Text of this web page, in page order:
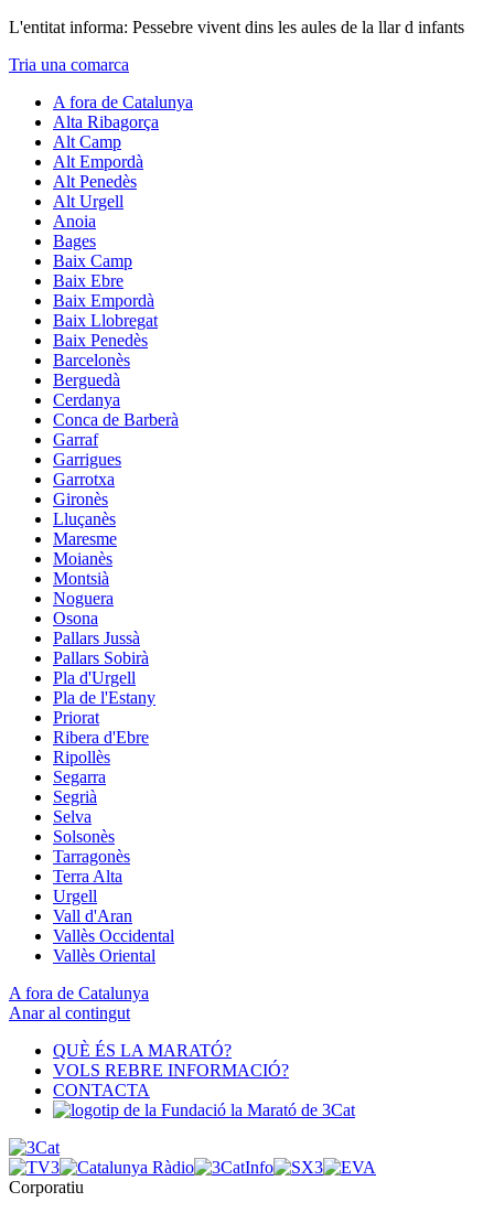
L'entitat informa: Pessebre vivent dins les aules de la llar d infants
Tria una comarca
A fora de Catalunya
Alta Ribagorça
Alt Camp
Alt Empordà
Alt Penedès
Alt Urgell
Anoia
Bages
Baix Camp
Baix Ebre
Baix Empordà
Baix Llobregat
Baix Penedès
Barcelonès
Berguedà
Cerdanya
Conca de Barberà
Garraf
Garrigues
Garrotxa
Gironès
Lluçanès
Maresme
Moianès
Montsià
Noguera
Osona
Pallars Jussà
Pallars Sobirà
Pla d'Urgell
Pla de l'Estany
Priorat
Ribera d'Ebre
Ripollès
Segarra
Segrià
Selva
Solsonès
Tarragonès
Terra Alta
Urgell
Vall d'Aran
Vallès Occidental
Vallès Oriental
A fora de Catalunya
Anar al contingut
QUÈ ÉS LA MARATÓ?
VOLS REBRE INFORMACIÓ?
CONTACTA
Corporatiu